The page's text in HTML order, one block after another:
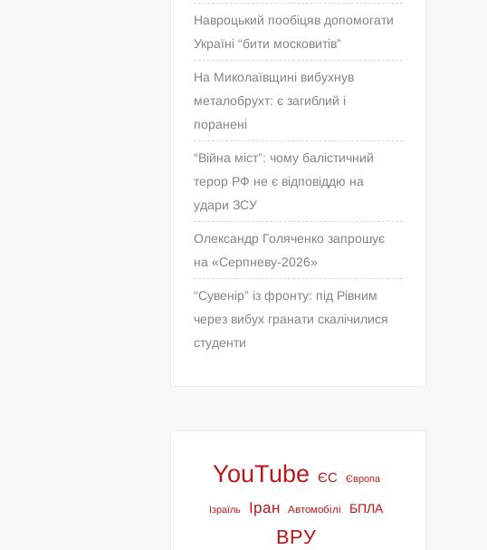
Навроцький пообіцяв допомогати
Україні “бити московитів”
На Миколаївщині вибухнув
металобрухт: є загиблий і
поранені
“Війна міст”: чому балістичний
терор РФ не є відповіддю на
удари ЗСУ
Олександр Голяченко запрошує
на «Серпневу-2026»
“Сувенір” із фронту: під Рівним
через вибух гранати скалічилися
студенти
YouTube ЄС Європа
Ізраїль Іран Автомобілі БПЛА
ВРУ